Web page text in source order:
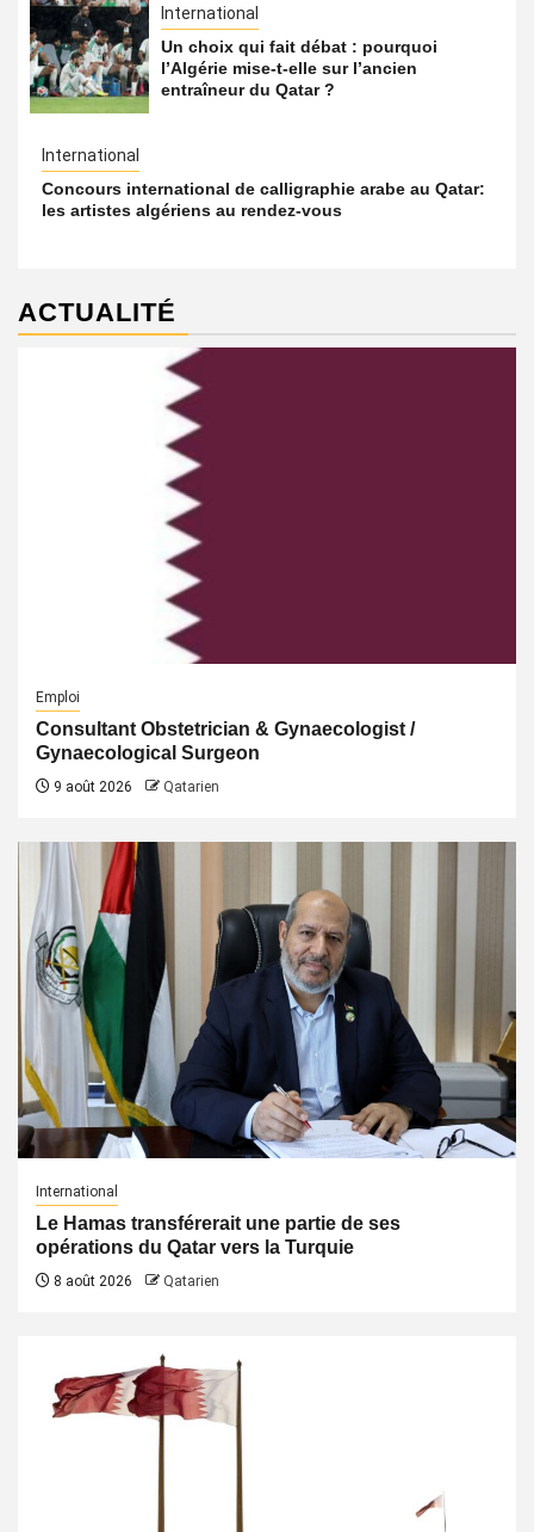
International
Un choix qui fait débat : pourquoi
l’Algérie mise-t-elle sur l’ancien
entraîneur du Qatar ?
International
Concours international de calligraphie arabe au Qatar:
les artistes algériens au rendez-vous
ACTUALITÉ
Emploi
Consultant Obstetrician & Gynaecologist /
Gynaecological Surgeon
9 août 2026 Qatarien
International
Le Hamas transférerait une partie de ses
opérations du Qatar vers la Turquie
8 août 2026 Qatarien